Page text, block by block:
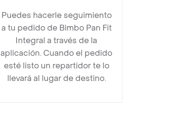
Puedes hacerle seguimiento
a tu pedido de Bimbo Pan Fit
Integral a través de la
aplicación. Cuando el pedido
esté listo un repartidor te lo
llevará al lugar de destino.